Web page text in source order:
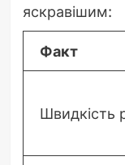
яскравішим:
Факт
Швидкість